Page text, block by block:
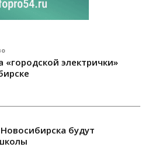
«городской электрички»
будут